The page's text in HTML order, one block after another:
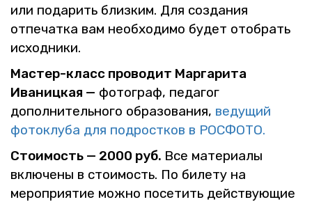
или по­да­рить близ­ким. Для со­зда­ния
от­пе­чат­ка вам необ­хо­ди­мо будет отобрать
ис­ход­ни­ки.
Ма­стер-класс про­во­дит Мар­га­ри­та
Ива­ниц­кая — фо­то­граф, пе­да­гог
до­пол­ни­тель­но­го об­ра­зо­ва­ния, ве­ду­щий
фо­то­клу­ба для под­рост­ков в РОС­ФО­ТО.
Сто­и­мость — 2000 руб. Все ма­те­ри­а­лы
вклю­че­ны в сто­и­мость. По би­ле­ту на
ме­ро­при­я­тие можно по­се­тить дей­ству­ю­щие